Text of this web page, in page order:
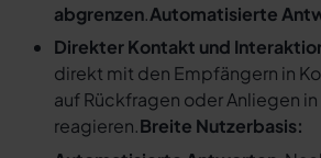
abgrenzen.Automatisierte
Direkter Kontakt und
direkt mit den Empfängern in
auf Rückfragen oder Anliegen
reagieren.Breite Nutzerbasis: